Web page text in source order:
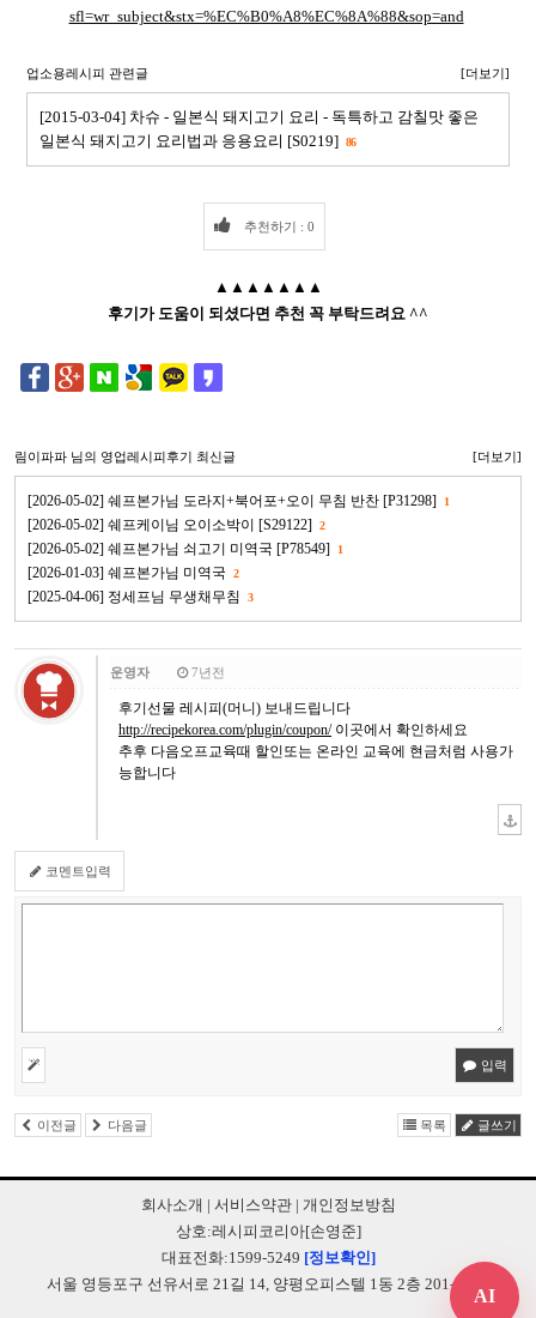
sfl=wr_subject&stx=%EC%B0%A8%EC%8A%88&sop=and
업소용레시피 관련글 [더보기]
[2015-03-04] 차슈 - 일본식 돼지고기 요리 - 독특하고 감칠맛 좋은
일본식 돼지고기 요리법과 응용요리 [S0219] 86
추천하기 : 0
▲▲▲▲▲▲▲
후기가 도움이 되셨다면 추천 꼭 부탁드려요 ^^
림이파파 님의 영업레시피후기 최신글 [더보기]
[2026-05-02] 쉐프본가님 도라지+북어포+오이 무침 반찬 [P31298] 1
[2026-05-02] 쉐프케이님 오이소박이 [S29122] 2
[2026-05-02] 쉐프본가님 쇠고기 미역국 [P78549] 1
[2026-01-03] 쉐프본가님 미역국 2
[2025-04-06] 정세프님 무생채무침 3
운영자 7년전
후기선물 레시피(머니) 보내드립니다
http://recipekorea.com/plugin/coupon/이곳에서 확인하세요
추후 다음오프교육때 할인또는 온라인 교육에 현금처럼 사용가
능합니다
코멘트입력
입력
이전글 다음글 목록 글쓰기
회사소개 | 서비스약관| 개인정보방침
상호:레시피코리아[손영준]
대표전화:1599-5249 [정보확인]
서울 영등포구 선유서로 21길 14, 양평오피스텔 1동 2층 201-B248
AI